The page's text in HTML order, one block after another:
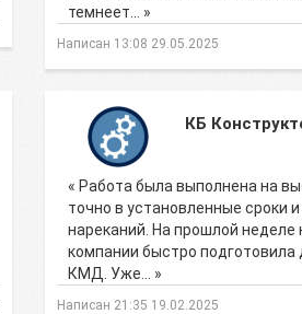
темнеет… »
Написан 13:08 29.05.2025
КБ
« Работа была выполнена на
точно в установленные сроки
нареканий. На прошлой неделе
компании быстро подготовила
КМД. Уже… »
Написан 21:35 19.02.2025